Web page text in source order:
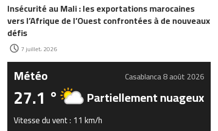
Insécurité au Mali : les exportations marocaines
vers l’Afrique de l’Ouest confrontées à de nouveaux
défis
7 juillet، 2026